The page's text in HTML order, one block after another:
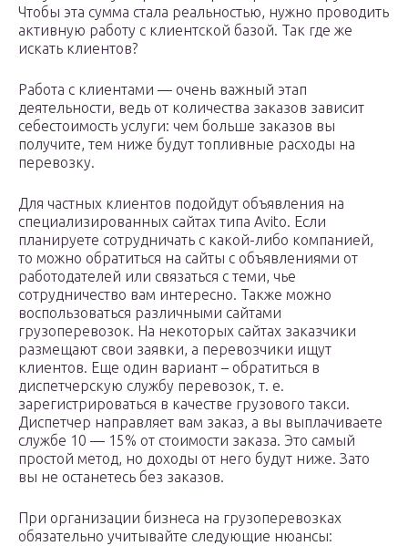
Чтобы эта сумма стала реальностью, нужно проводить
активную работу с клиентской базой. Так где же
искать клиентов?
Работа с клиентами — очень важный этап
деятельности, ведь от количества заказов зависит
себестоимость услуги: чем больше заказов вы
получите, тем ниже будут топливные расходы на
перевозку.
Для частных клиентов подойдут объявления на
специализированных сайтах типа Avito. Если
планируете сотрудничать с какой-либо компанией,
то можно обратиться на сайты с объявлениями от
работодателей или связаться с теми, чье
сотрудничество вам интересно. Также можно
воспользоваться различными сайтами
грузоперевозок. На некоторых сайтах заказчики
размещают свои заявки, а перевозчики ищут
клиентов. Еще один вариант – обратиться в
диспетчерскую службу перевозок, т. е.
зарегистрироваться в качестве грузового такси.
Диспетчер направляет вам заказ, а вы выплачиваете
службе 10 — 15% от стоимости заказа. Это самый
простой метод, но доходы от него будут ниже. Зато
вы не останетесь без заказов.
При организации бизнеса на грузоперевозках
обязательно учитывайте следующие нюансы: